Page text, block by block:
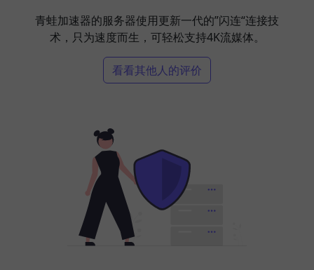
青蛙加速器的服务器使用更新一代的”闪连“连接技
术，只为速度而生，可轻松支持4K流媒体。
看看其他人的评价